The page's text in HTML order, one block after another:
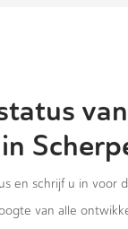
van
en schrijf u in voor
van alle